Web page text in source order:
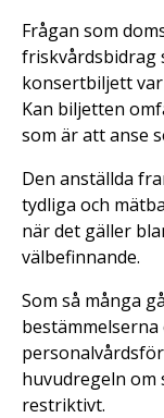
Frågan som
friskvårdsbidrag
konsertbiljett
Kan biljetten
som är att anse
Den anställda
tydliga och
när det gäller
välbefinnande.
Som så många
huvudregeln om
restriktivt.